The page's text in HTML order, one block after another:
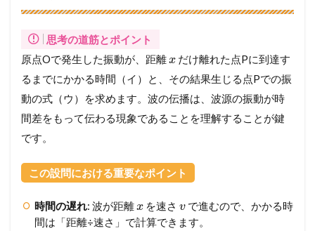
思考の道筋とポイント
原点Oで発生した振動が、距離x だけ離れた点Pに到達す
るまでにかかる時間（イ）と、その結果生じる点Pでの振
動の式（ウ）を求めます。波の伝播は、波源の振動が時
間差をもって伝わる現象であることを理解することが鍵
です。
この設問における重要なポイント
時間の遅れ: 波が距離xを速さ v で進むので、かかる時
間は「距離÷速さ」で計算できます。